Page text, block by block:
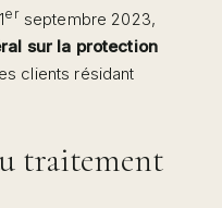
erseptembre 2023,
sur la protection
clients résidant
traitement